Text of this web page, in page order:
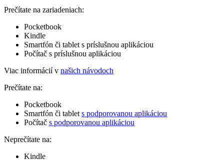
Prečítate na zariadeniach:
Pocketbook
Kindle
Smartfón či tablet s príslušnou aplikáciou
Počítač s príslušnou aplikáciou
Viac informácií v našich návodoch
Prečítate na:
Pocketbook
Smartfón či tablet s podporovanou aplikáciou
Počítač s podporovanou aplikáciou
Neprečítate na:
Kindle